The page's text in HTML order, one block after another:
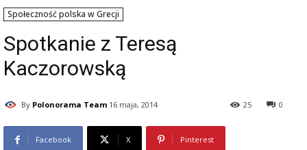
Społeczność polska w Grecji
Spotkanie z Teresą
Kaczorowską
By Polonorama Team 16 maja, 2014 0
25
Facebook X Pinterest